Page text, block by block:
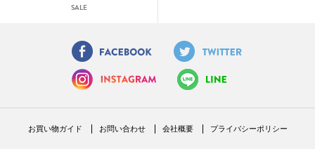
SALE
お買い物ガイド お問い合わせ 会社概要 プライバシーポリシー